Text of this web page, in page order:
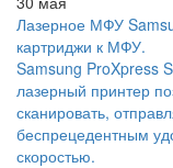
Лазерное МФУ
картриджи к МФУ.
Samsung ProXpress
лазерный принтер
сканировать,
беспрецедентным
скоростью.